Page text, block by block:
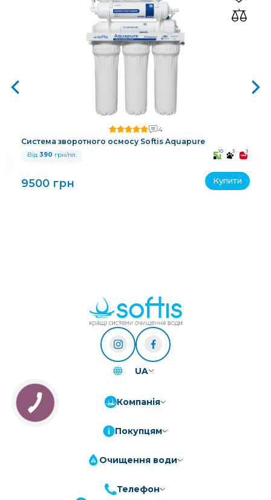
4
Система зворотного осмосу Softis Aquapure
Від 390 грн/пл. 10 3 3
9500 грн Купити
UA
Компанія
Покупцям
Очищення води
Телефон